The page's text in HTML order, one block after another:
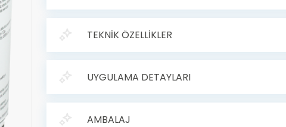
TEKNİK ÖZELLİKLER
UYGULAMA DETAYLARI
AMBALAJ